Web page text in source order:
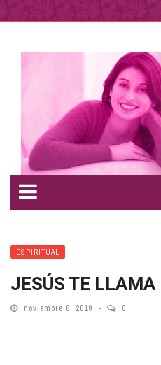
ESPIRITUAL
JESÚS TE LLAMA
noviembre 8, 2019 0